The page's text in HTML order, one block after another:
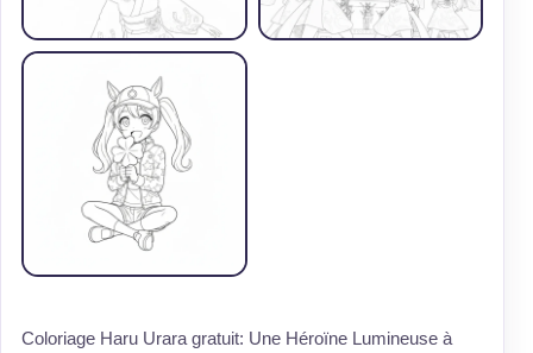
Coloriage Haru Urara gratuit: Une Héroïne Lumineuse à